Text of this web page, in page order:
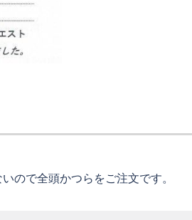
ので全頭かつらをご注文です。